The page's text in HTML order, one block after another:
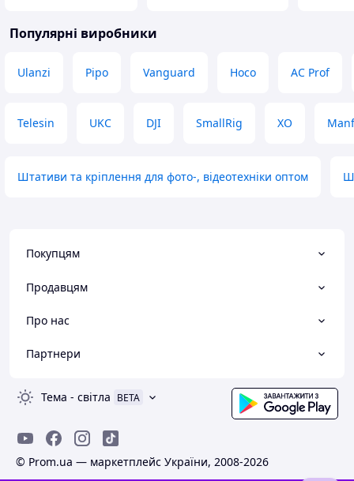
Популярні виробники
Ulanzi Pipo Vanguard Hoco AC Prof
Telesin UKC DJI SmallRig XO
Штативи та кріплення для фото-, відеотехніки оптом
Покупцям
Продавцям
Про нас
Партнери
Тема - світла BETA
© Prom.ua — маркетплейс України, 2008-2026